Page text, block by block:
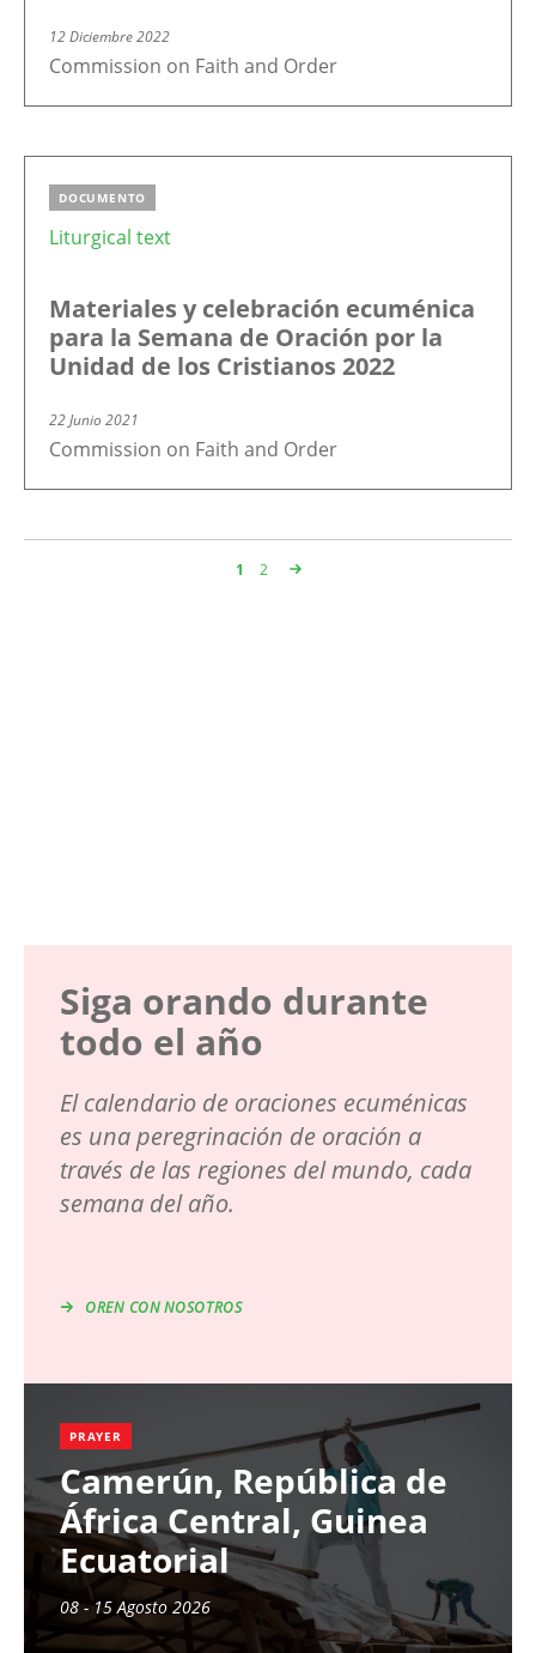
12 Diciembre 2022
Commission on Faith and Order
DOCUMENTO
Liturgical text
Materiales y celebración ecuménica
para la Semana de Oración por la
Unidad de los Cristianos 2022
22 Junio 2021
Commission on Faith and Order
Page
1 Page
2
Siga orando durante
todo el año
El calendario de oraciones ecuménicas
es una peregrinación de oración a
través de las regiones del mundo, cada
semana del año.
OREN CON NOSOTROS
PRAYER
Camerún, República de
África Central, Guinea
Ecuatorial
08 - 15 Agosto 2026